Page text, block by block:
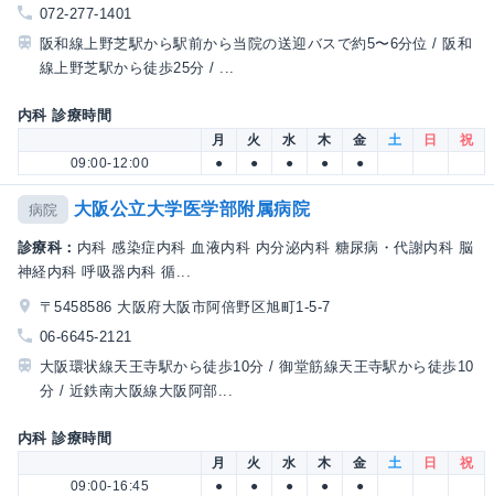
072-277-1401
阪和線上野芝駅から駅前から当院の送迎バスで約5〜6分位 / 阪和
線上野芝駅から徒歩25分 / ...
内科 診療時間
月 火 水 木 金 土 日
祝
09:00-12:00
● ● ● ● ●
病院 大阪公立大学医学部附属病院
診療科： 内科 感染症内科 血液内科 内分泌内科 糖尿病・代謝内科 脳
神経内科 呼吸器内科 循...
〒5458586 大阪府大阪市阿倍野区旭町1-5-7
06-6645-2121
大阪環状線天王寺駅から徒歩10分 / 御堂筋線天王寺駅から徒歩10
分 / 近鉄南大阪線大阪阿部...
内科 診療時間
月 火 水 木 金 土 日
祝
09:00-16:45
● ● ● ● ●